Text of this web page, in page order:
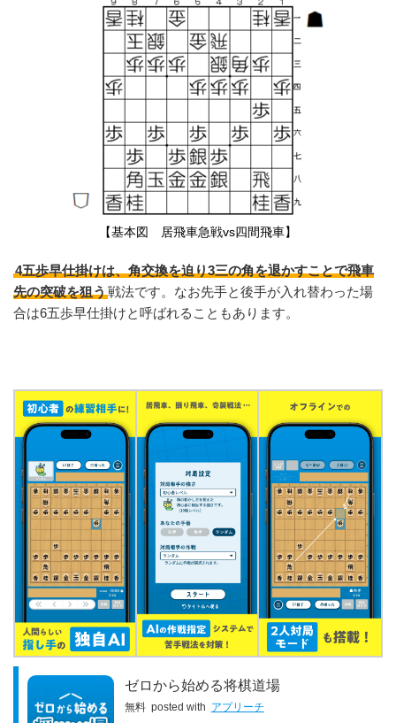
【基本図 居飛車急戦vs四間飛車】
4五歩早仕掛けは、角交換を迫り3三の角を退かすことで飛車
先の突破を狙う戦法です。なお先手と後手が入れ替わった場
合は6五歩早仕掛けと呼ばれることもあります。
ゼロから始める将棋道場
無料 posted with アプリーチ